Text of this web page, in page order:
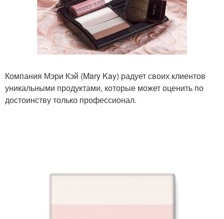
Компания Мэри Кэй (Mary Kay) радует своих клиентов
уникальными продуктами, которые может оценить по
достоинству только профессионал.